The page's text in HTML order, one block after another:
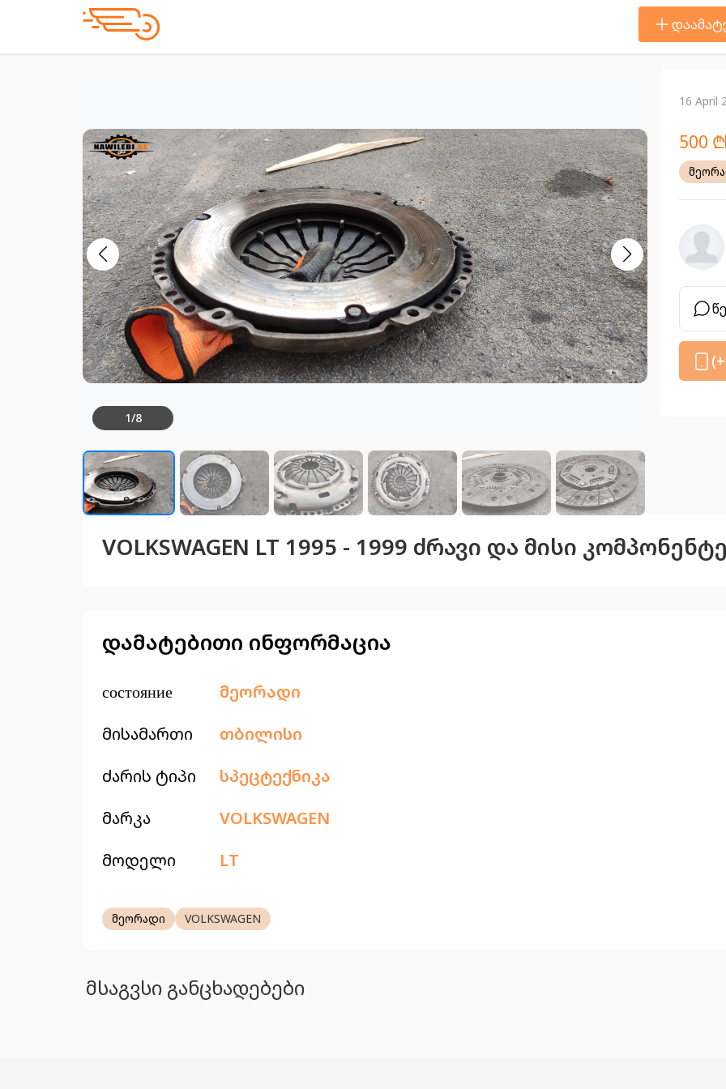
1/8
16 April
500 ₾
VOLKSWAGEN LT 1995 - 1999 ძრავი და მისი
დამატებითი ინფორმაცია
состояние
მეორადი
მისამართი
თბილისი
ძარის ტიპი
სპეცტექნიკა
მარკა
VOLKSWAGEN
მოდელი
LT
მეორადი VOLKSWAGEN
მსაგვსი განცხადებები